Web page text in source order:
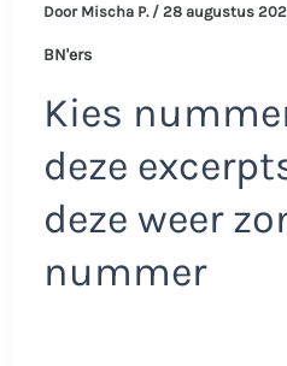
Door Mischa P. / 28 augustus
BN'ers
Kies
deze
deze weer
nummer